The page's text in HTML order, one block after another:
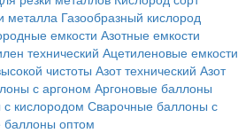
металла Газообразный кислород
емкости Азотные емкости
технический Ацетиленовые емкости
чистоты Азот технический Азот
с аргоном Аргоновые баллоны
кислородом Сварочные баллоны с
оптом